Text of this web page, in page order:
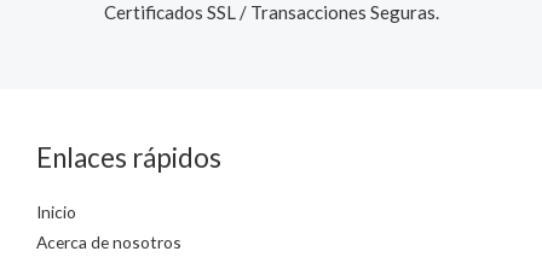
Certificados SSL / Transacciones Seguras.​
Enlaces rápidos
Inicio
Acerca de nosotros